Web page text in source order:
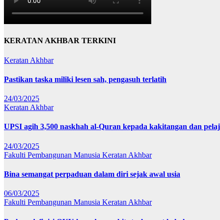
KERATAN AKHBAR TERKINI
Keratan Akhbar
Pastikan taska miliki lesen sah, pengasuh terlatih
24/03/2025
Keratan Akhbar
UPSI agih 3,500 naskhah al-Quran kepada kakitangan dan
24/03/2025
Fakulti Pembangunan Manusia Keratan Akhbar
Bina semangat perpaduan dalam diri sejak awal usia
06/03/2025
Fakulti Pembangunan Manusia Keratan Akhbar